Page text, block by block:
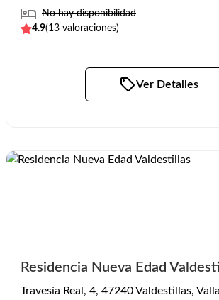
No hay disponibilidad
4.9(13 valoraciones)
Ver Detalles
Residencia Nueva Edad
Travesía Real, 4, 47240 Valdestillas,